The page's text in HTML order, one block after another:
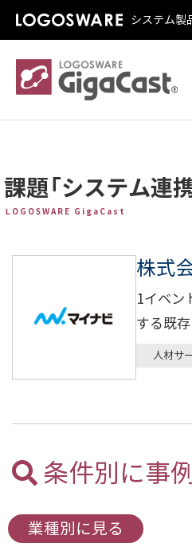
システム製
課題「システム連
LOGOSWARE GigaCast
株式
1イベン
する既
人材サ
条件別に事
業種別に見る